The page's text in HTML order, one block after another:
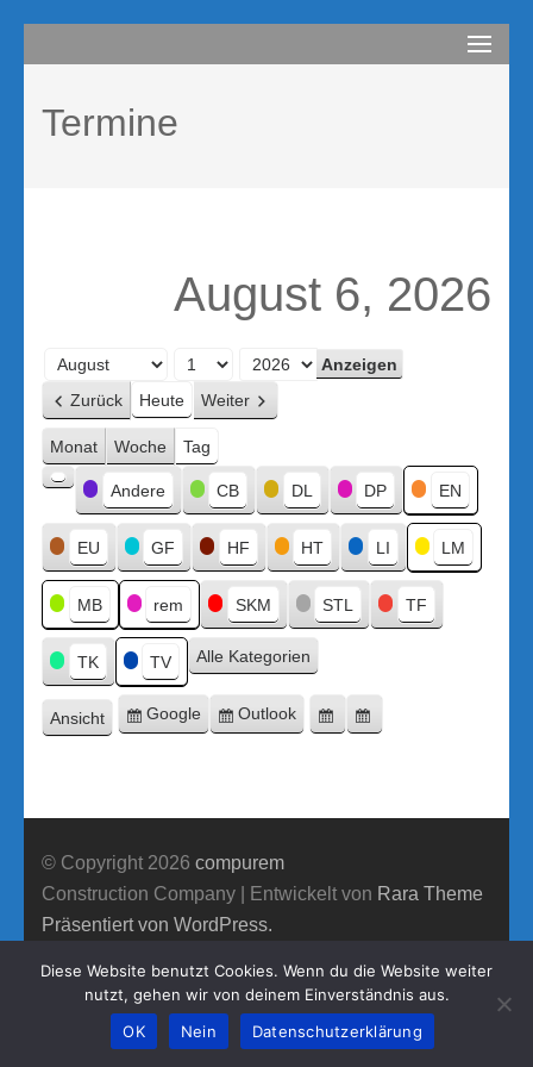
Inhalt
(Enter
drücken)
compurem
Termine
August 6, 2026
Monat
Tag
Jahr
Zurück Heute Weiter
Monat Woche Tag
Kategorien
Kategorie
ohne
Titel
Andere CB DL DP EN
EU GF HF HT LI LM
MB rem SKM STL TF
TK TV Alle Kategorien
Ansicht ausdrucken
Eintragen
Google
Eintragen
Outlook
Google-
© Copyright 2026 compurem
Construction Company | Entwickelt von Rara Theme
Präsentiert von WordPress.
Diese Website benutzt Cookies. Wenn du die Website weiter
nutzt, gehen wir von deinem Einverständnis aus.
OK
Nein Datenschutzerklärung